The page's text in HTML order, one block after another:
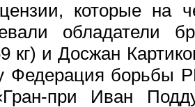
которые на
обладатели
кг) и Досжан
Федерация борьбы
при Иван